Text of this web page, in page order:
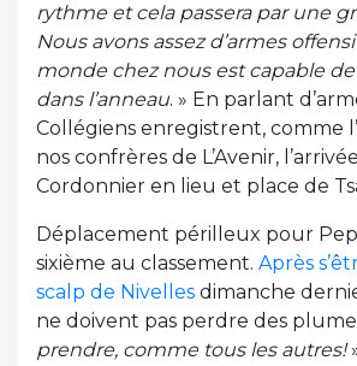
rythme et cela passera par une
Nous avons assez d’armes
monde chez nous est capable
dans l’anneau. » En parlant
Collégiens enregistrent, comme
nos confrères de L’Avenir,
Cordonnier en lieu et place de
Déplacement périlleux pour
sixième au classement. Après
scalp de Nivelles dimanche
ne doivent pas perdre des
prendre, comme tous les autres!